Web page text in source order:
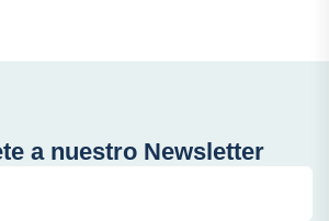
a nuestro Newsletter